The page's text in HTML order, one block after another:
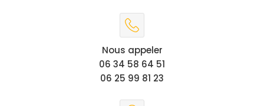
Nous appeler
06 34 58 64 51
06 25 99 81 23